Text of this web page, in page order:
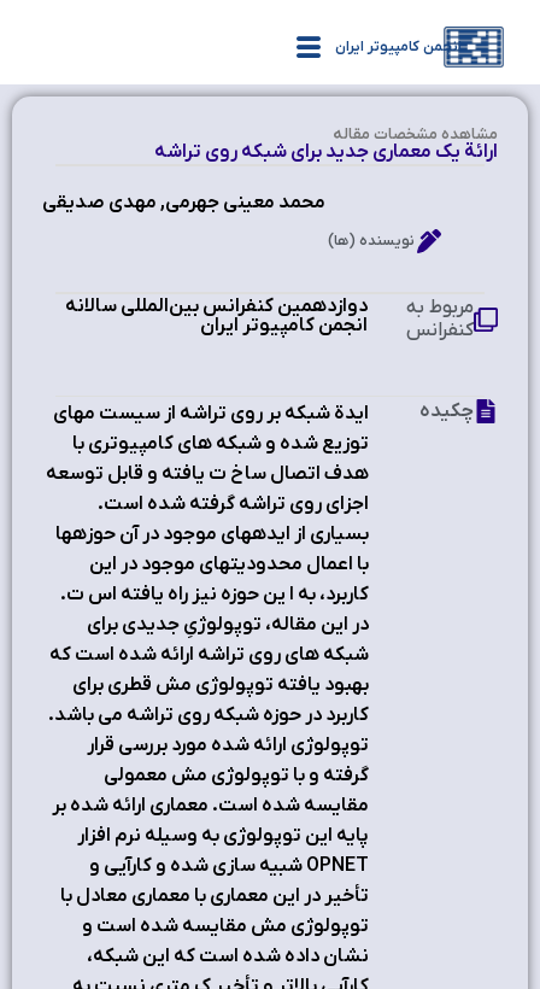
انجمن کامپیوتر ایران
مشاهده‌ مشخصات مقاله
ارائة يک معماري جديد براي شبکه روي تراشه
محمد معینی جهرمی, مهدي صدیقی
نویسنده (ها)
دوازدهمین کنفرانس بین‌المللی سالانه
انجمن کامپیوتر ایران
مربوط به
کنفرانس
ايدة شبکه بر روي تراشه از سيست مهاي
توزيع شده و شبکه هاي کامپيوتري با
هدف اتصال ساخ ت يافته و قابل توسعه
اجزاي روي تراشه گرفته شده است.
بسياري از ايدههاي موجود در آن حوزهها
با اعمال محدوديتهاي موجود در اين
کاربرد، به ا ين حوزه نيز راه يافته اس ت.
در اين مقاله، توپولوژيِ جديدي براي
شبکه هاي روي تراشه ارائه شده است که
بهبود يافته توپولوژي مش قطري براي
کاربرد در حوزه شبکه روي تراشه مي باشد.
توپولوژي ارائه شده مورد بررسي قرار
گرفته و با توپولوژي مش معمولي
مقايسه شده است. معماري ارائه شده بر
پايه اين توپولوژي به وسيله نرم افزار
OPNET شبيه سازي شده و کارآيي و
تأخير در اين معماري با معماري معادل با
توپولوژي مش مقايسه شده است و
نشان داده شده است که اين شبکه،
چکیده